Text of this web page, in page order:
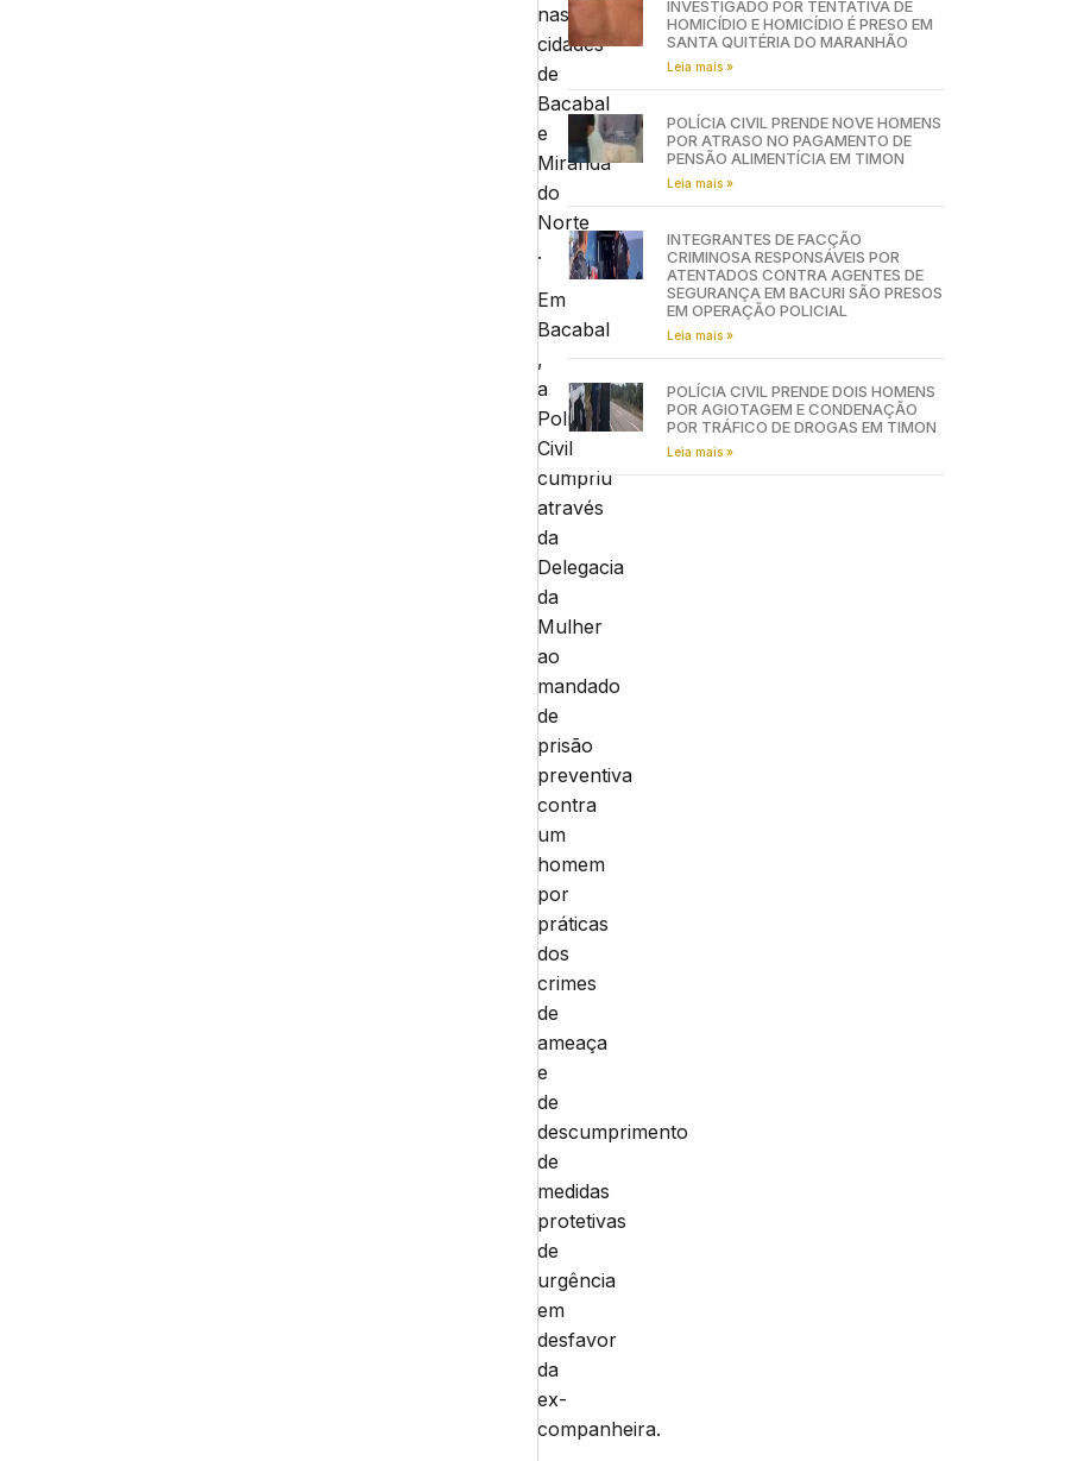
nas
cidades
de
Bacabal
e
Miranda
do
Norte
.
Em
Bacabal
,
a
Polícia
Civil
cumpriu
através
da
Delegacia
da
Mulher
ao
mandado
de
prisão
preventiva
contra
um
homem
por
práticas
dos
crimes
de
ameaça
e
de
descumprimento
de
medidas
protetivas
de
urgência
em
desfavor
da
ex-
companheira.
INVESTIGADO POR TENTATIVA DE
HOMICÍDIO E HOMICÍDIO É PRESO EM
SANTA QUITÉRIA DO MARANHÃO
Leia mais »
POLÍCIA CIVIL PRENDE NOVE HOMENS
POR ATRASO NO PAGAMENTO DE
PENSÃO ALIMENTÍCIA EM TIMON
Leia mais »
INTEGRANTES DE FACÇÃO
CRIMINOSA RESPONSÁVEIS POR
ATENTADOS CONTRA AGENTES DE
SEGURANÇA EM BACURI SÃO PRESOS
EM OPERAÇÃO POLICIAL
Leia mais »
POLÍCIA CIVIL PRENDE DOIS HOMENS
POR AGIOTAGEM E CONDENAÇÃO
POR TRÁFICO DE DROGAS EM TIMON
Leia mais »